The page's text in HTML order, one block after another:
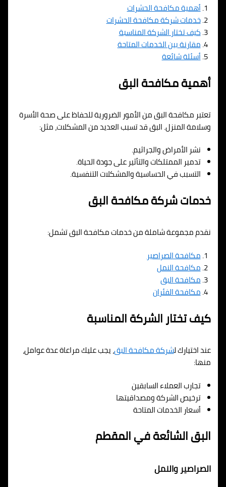
أهمية مكافحة الحشرات
خدمات شركة مكافحة الحشرات
كيف تختار الشركة المناسبة
مقارنة بين الخدمات المتاحة
أسئلة شائعة
أهمية مكافحة البق
تعتبر مكافحة البق من الأمور الضرورية للحفاظ على صحة الأسرة
وسلامة المنزل. البق قد تسبب العديد من المشكلات، مثل:
نشر الأمراض والجراثيم.
تدمير الممتلكات والتأثير على جودة الحياة.
التسبب في الحساسية والمشكلات التنفسية.
خدمات شركة مكافحة البق
نقدم مجموعة شاملة من خدمات مكافحة البق تشمل:
مكافحة الصراصير
مكافحة النمل
مكافحة البق
مكافحة الفئران
كيف تختار الشركة المناسبة
عند اختيارك لشركة مكافحة البق، يجب عليك مراعاة عدة عوامل،
منها:
تجارب العملاء السابقين
ترخيص الشركة ومصداقيتها
أسعار الخدمات المتاحة
البق الشائعة في المقطم
الصراصير والنمل